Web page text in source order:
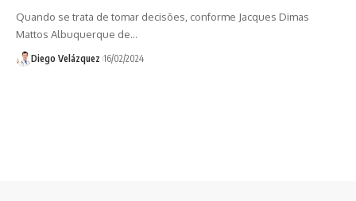
Quando se trata de tomar decisões, conforme Jacques Dimas
Mattos Albuquerque de…
Diego Velázquez 16/02/2024